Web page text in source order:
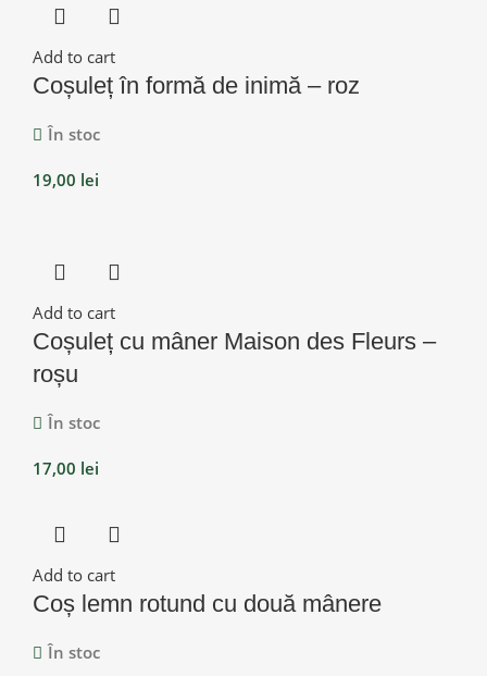
Add to cart
Coșuleț în formă de inimă – roz
În stoc
19,00 lei
Add to cart
Coșuleț cu mâner Maison des Fleurs –
roșu
În stoc
17,00 lei
Add to cart
Coș lemn rotund cu două mânere
În stoc